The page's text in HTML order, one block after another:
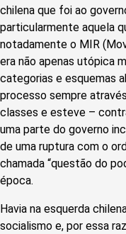
chilena que foi ao
particularmente aquela
notadamente o MIR
era não apenas utópica
categorias e esquemas
processo sempre
classes e esteve –
uma parte do governo
de uma ruptura com o
chamada “questão do
época.
Havia na esquerda
socialismo e, por essa